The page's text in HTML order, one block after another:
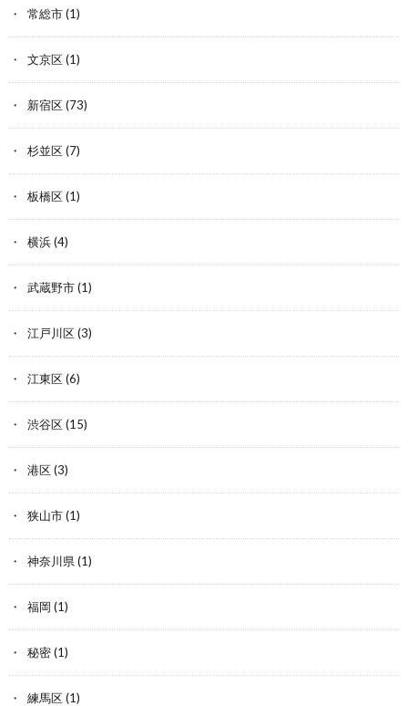
常総市(1)
文京区(1)
新宿区(73)
杉並区(7)
板橋区(1)
横浜(4)
武蔵野市(1)
江戸川区(3)
江東区(6)
渋谷区(15)
港区(3)
狭山市(1)
神奈川県(1)
福岡 (1)
秘密(1)
練馬区(1)